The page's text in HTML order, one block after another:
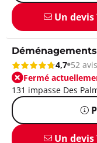
Un devis
4,7 52 avis
Fermé
131 impasse Des
Un devis